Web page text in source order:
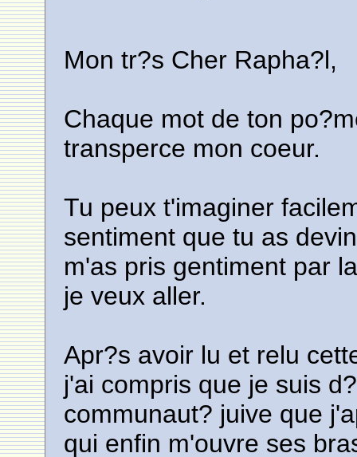
Mon tr?s Cher Rapha?l,
Chaque mot de ton
transperce mon coeur.
Tu peux t'imaginer
sentiment que tu as
m'as pris gentiment par
je veux aller.
Apr?s avoir lu et relu
j'ai compris que je suis
communaut? juive que
qui enfin m'ouvre ses